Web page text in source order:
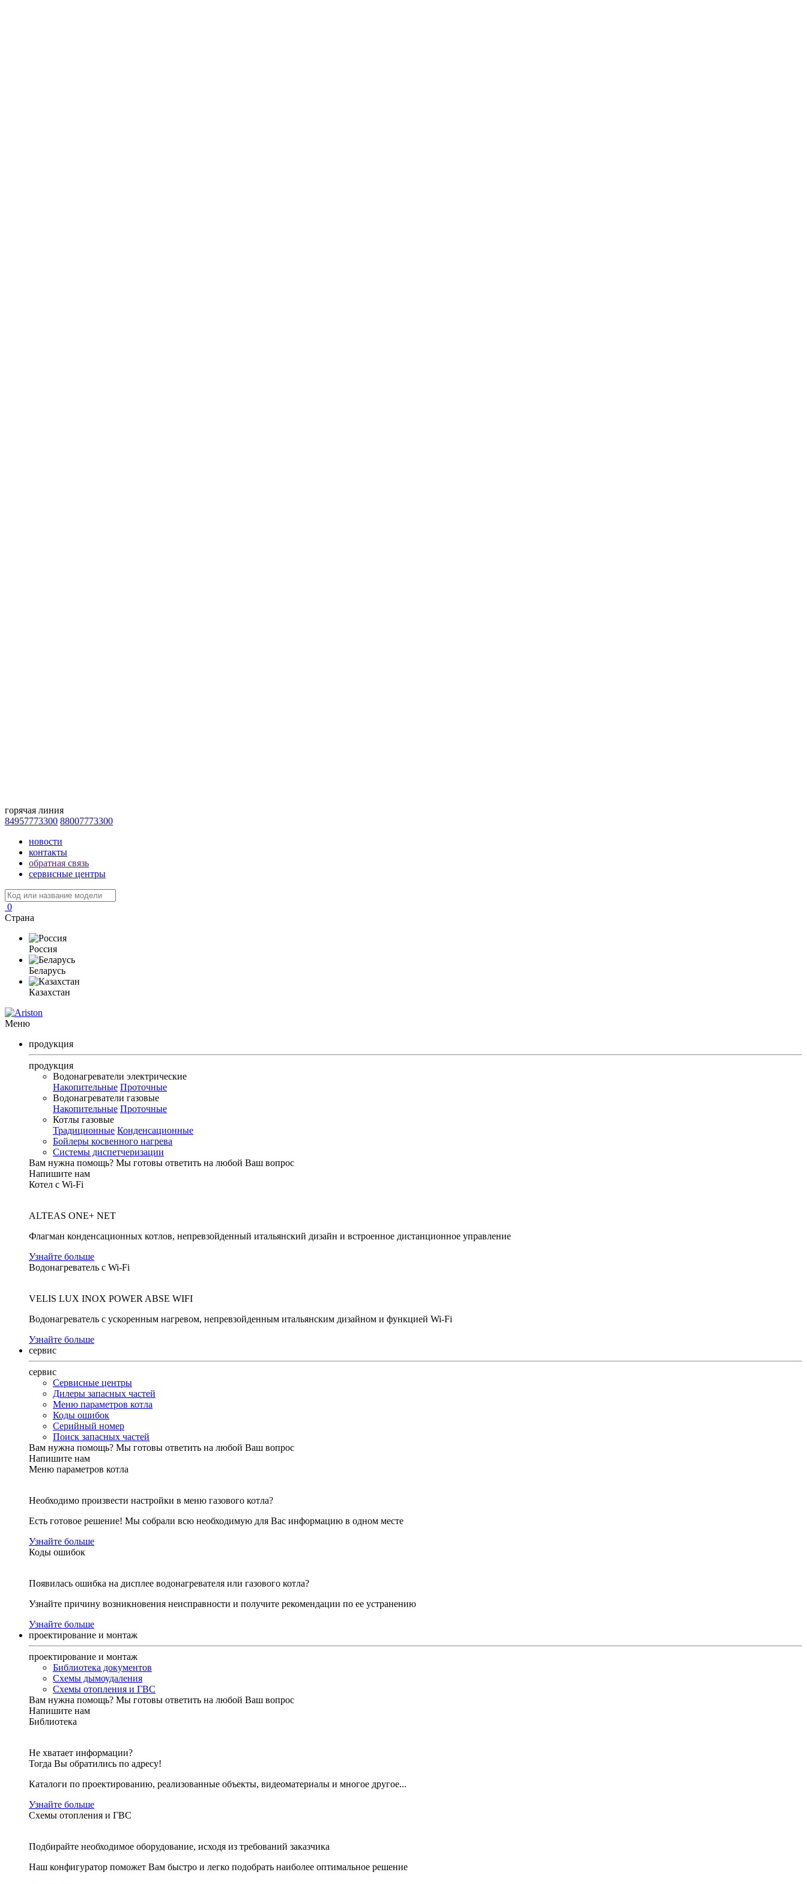
горячая линия
84957773300 88007773300
новости
контакты
обратная связь
сервисные центры
0
Страна
Россия
Беларусь
Казахстан
Меню
продукция
продукция
Водонагреватели электрические
Накопительные Проточные
Водонагреватели газовые
Накопительные Проточные
Котлы газовые
Традиционные Конденсационные
Бойлеры косвенного нагрева
Системы диспетчеризации
Вам нужна помощь? Мы готовы ответить на любой Ваш вопрос
Напишите нам
Котел с Wi-Fi
ALTEAS ONE+ NET
Флагман конденсационных котлов, непревзойденный итальянский дизайн и встроенное дистанционное управление
Узнайте больше
Водонагреватель с Wi-Fi
VELIS LUX INOX POWER ABSE WIFI
Водонагреватель с ускоренным нагревом, непревзойденным итальянским дизайном и функцией Wi-Fi
Узнайте больше
сервис
сервис
Сервисные центры
Дилеры запасных частей
Меню параметров котла
Коды ошибок
Серийный номер
Поиск запасных частей
Вам нужна помощь? Мы готовы ответить на любой Ваш вопрос
Напишите нам
Меню параметров котла
Необходимо произвести настройки в меню газового котла?
Есть готовое решение! Мы собрали всю необходимую для Вас информацию в одном месте
Узнайте больше
Коды ошибок
Появилась ошибка на дисплее водонагревателя или газового котла?
Узнайте причину возникновения неисправности и получите рекомендации по ее устранению
Узнайте больше
проектирование и монтаж
проектирование и монтаж
Библиотека документов
Схемы дымоудаления
Схемы отопления и ГВС
Вам нужна помощь? Мы готовы ответить на любой Ваш вопрос
Напишите нам
Библиотека
Не хватает информации?
Тогда Вы обратились по адресу!
Каталоги по проектированию, реализованные объекты, видеоматериалы и многое другое...
Узнайте больше
Схемы отопления и ГВС
Подбирайте необходимое оборудование, исходя из требований заказчика
Наш конфигуратор поможет Вам быстро и легко подобрать наиболее оптимальное решение